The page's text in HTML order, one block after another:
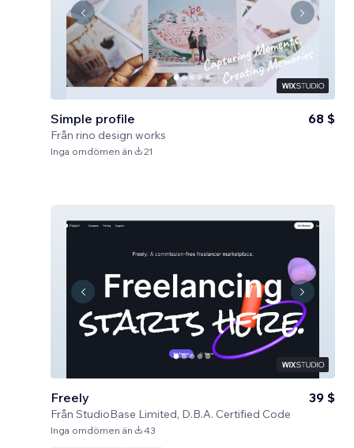
Simple profile
Från rino design works
68 $
Inga omdömen än 21
Freely
Från StudioBase Limited, D.B.A. Certified Code
39 $
Inga omdömen än 43